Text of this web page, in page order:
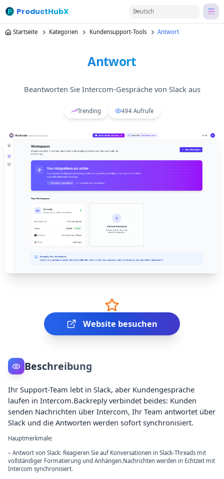
ProductHubX Deutsch
Startseite Kategorien Kundensupport-Tools Antwort
Antwort
Beantworten Sie Intercom-Gespräche von Slack aus
Trending 494 Aufrufe
Website besuchen
Beschreibung
Ihr Support-Team lebt in Slack, aber Kundengespräche
laufen in Intercom.Backreply verbindet beides: Kunden
senden Nachrichten über Intercom, Ihr Team antwortet über
Slack und die Antworten werden sofort synchronisiert.
Hauptmerkmale:
– Antwort von Slack: Reagieren Sie auf Konversationen in Slack-Threads mit
vollständiger Formatierung und Anhängen.Nachrichten werden in Echtzeit mit
Intercom synchronisiert.